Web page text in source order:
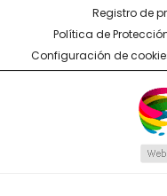
Registro de
Política de
Configuración de